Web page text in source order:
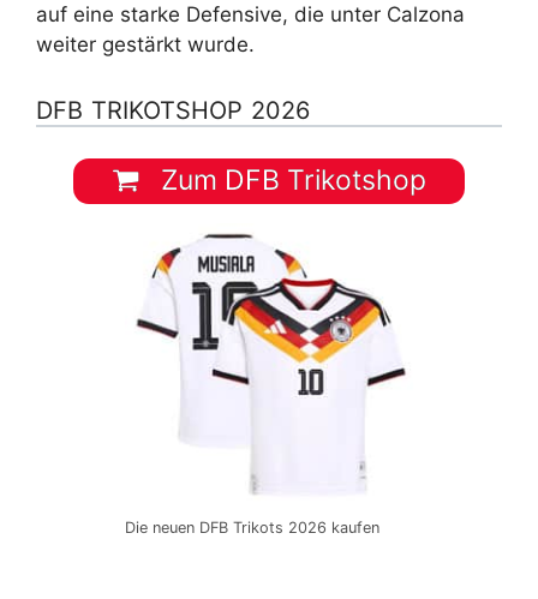
auf eine starke Defensive, die unter Calzona
weiter gestärkt wurde.
DFB TRIKOTSHOP 2026
Zum DFB Trikotshop
Die neuen DFB Trikots 2026 kaufen